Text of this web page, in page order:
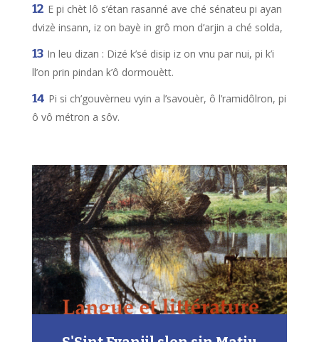
E pi chèt lô s’étan rasanné ave ché sénateu pi ayan
dvizè insann, iz on bayè in grô mon d’arjin a ché solda,
In leu dizan : Dizé k’sé disip iz on vnu par nui, pi k’i
ll’on prin pindan k’ô dormouètt.
Pi si ch’gouvèrneu vyin a l’savouèr, ô l’ramidôlron, pi
ô vô métron a sôv.